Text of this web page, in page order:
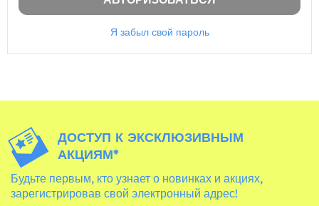
Я забыл свой пароль
ДОСТУП К ЭКСКЛЮЗИВНЫМ
АКЦИЯМ*
Будьте первым, кто узнает о новинках и акциях,
зарегистрировав свой электронный адрес!